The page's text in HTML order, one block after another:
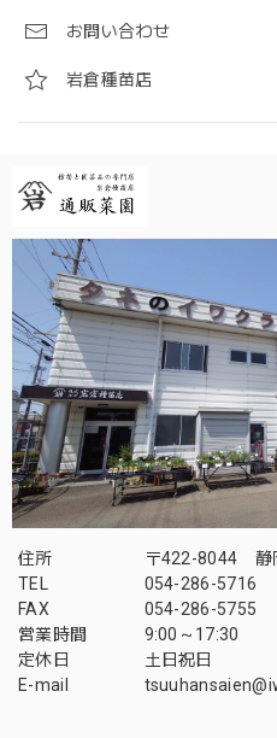
お問い合わせ
岩倉種苗店
住所
〒422-8044 静
TEL
054-286-5716
FAX
054-286-5755
営業時間
9:00～17:30
定休日
土日祝日
E-mail